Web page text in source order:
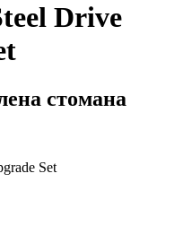
Drive
стомана
Set